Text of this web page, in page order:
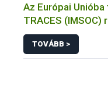
Az Európai
TRACES
Egészségügyi
(angolul: CHEDD)
TOVÁBB >